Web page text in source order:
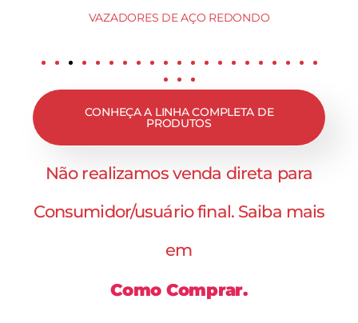
VAZADORES DE AÇO REDONDO
CONHEÇA A LINHA COMPLETA DE
PRODUTOS
Não realizamos venda direta para
Consumidor/usuário final. Saiba mais
em
Como Comprar.